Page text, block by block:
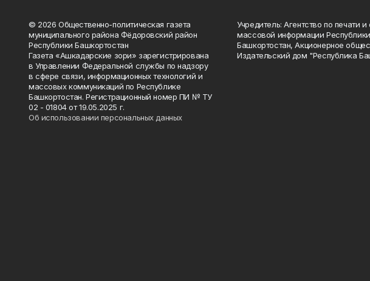
© 2026 Общественно-политическая газета
муниципального района Фёдоровский район
Республики Башкортостан
Газета «Ашкадарские зори» зарегистрирована
в Управлении Федеральной службы по надзору
в сфере связи, информационных технологий и
массовых коммуникаций по Республике
Башкортостан. Регистрационный номер ПИ № ТУ
02 - 01804 от 19.05.2025 г.
Об использовании персональных данных
Учредитель: Агентство по печати
массовой информации Республики
Башкортостан, Акционерное
Издательский дом "Республика